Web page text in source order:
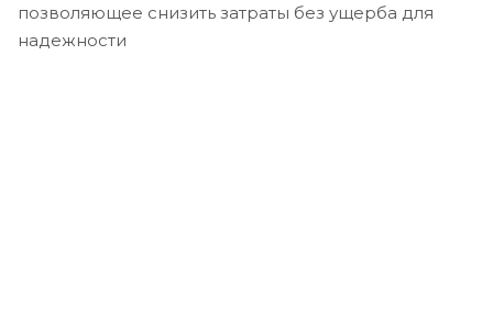
позволяющее снизить затраты без ущерба для
надежности